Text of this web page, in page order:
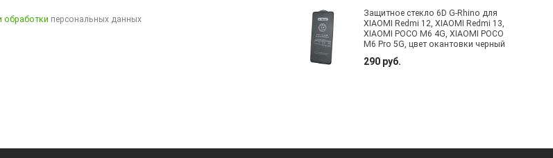
обработки персональных данных
Защитное стекло 6D G-Rhino для
XIAOMI Redmi 12, XIAOMI Redmi 13,
XIAOMI POCO M6 4G, XIAOMI POCO
M6 Pro 5G, цвет окантовки черный
290 руб.